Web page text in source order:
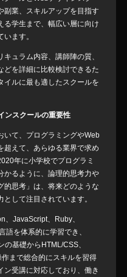
副業、スキルアップを目指す
る学生まで、幅広い層に向け
ます。
ュラム内容、講師陣の質、
どを詳細に比較検討できるた
イルに最も適したスクールを
ンスクールの重要性
いて、プログラミングやWeb
超えて、あらゆる業界で求め
年に小学校でプログラミ
かるように、論理的思考力や
的思考」は、将来どのような
して注目されています。
、JavaScript、Ruby、
語を体系的に学習でき、
基礎からHTML/CSS、
まで総合的にスキルを習得
ン受講に対応しており、働き